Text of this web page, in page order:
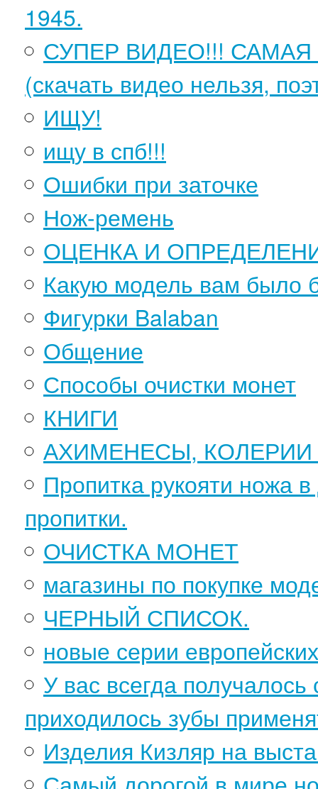
1945.
СУПЕР ВИДЕО!!!
(скачать видео нельзя,
ИЩУ!
ищу в спб!!!
Ошибки при заточке
Нож-ремень
ОЦЕНКА И
Какую модель вам было
Фигурки Balaban
Общение
Способы очистки монет
КНИГИ
АХИМЕНЕСЫ, КОЛЕРИИ -
Пропитка рукояти ножа
пропитки.
ОЧИСТКА МОНЕТ
магазины по покупке
ЧЕРНЫЙ СПИСОК.
новые серии
У вас всегда
приходилось зубы
Изделия Кизляр на